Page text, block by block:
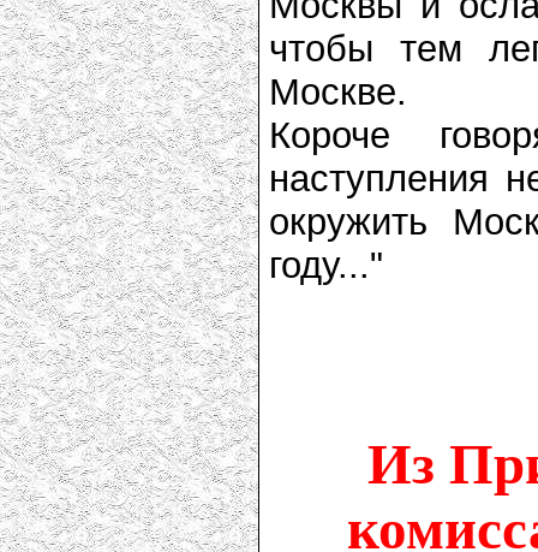
чтобы тем
Москве.
Короче
наступления
окружить
году..."
Из